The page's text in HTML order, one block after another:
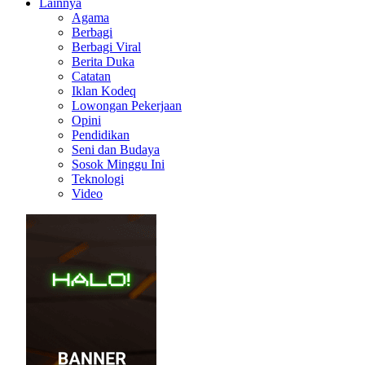
Lainnya
Agama
Berbagi
Berbagi Viral
Berita Duka
Catatan
Iklan Kodeq
Lowongan Pekerjaan
Opini
Pendidikan
Seni dan Budaya
Sosok Minggu Ini
Teknologi
Video